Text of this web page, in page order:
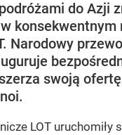
do Azji
konsekwentnym
Narodowy
swoją
LOT uruchomiły